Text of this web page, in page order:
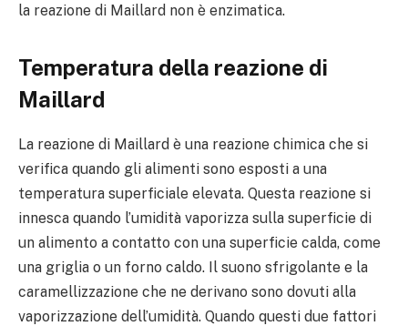
la reazione di Maillard non è enzimatica.
Temperatura della reazione di
Maillard
La reazione di Maillard è una reazione chimica che si
verifica quando gli alimenti sono esposti a una
temperatura superficiale elevata. Questa reazione si
innesca quando l’umidità vaporizza sulla superficie di
un alimento a contatto con una superficie calda, come
una griglia o un forno caldo. Il suono sfrigolante e la
caramellizzazione che ne derivano sono dovuti alla
vaporizzazione dell’umidità. Quando questi due fattori